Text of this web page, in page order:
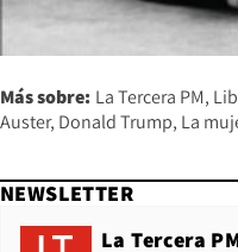
Más sobre: La Tercera PM
Auster Donald Trump La
NEWSLETTER
La Tercera